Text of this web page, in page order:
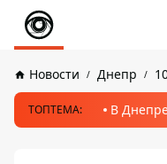
Новости Днепр
ТОПТЕМА: В